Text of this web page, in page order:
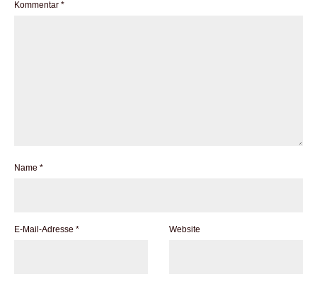
Kommentar *
Name *
E-Mail-Adresse * Website